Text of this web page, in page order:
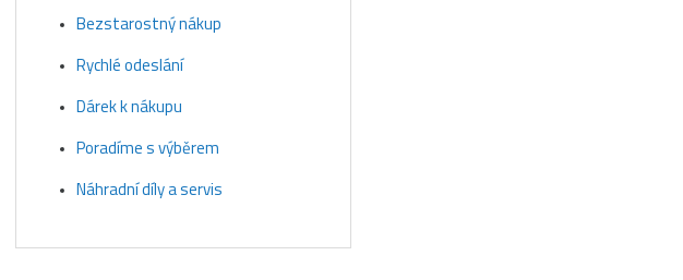
Bezstarostný nákup
Rychlé odeslání
Dárek k nákupu
Poradíme s výběrem
Náhradní díly a servis